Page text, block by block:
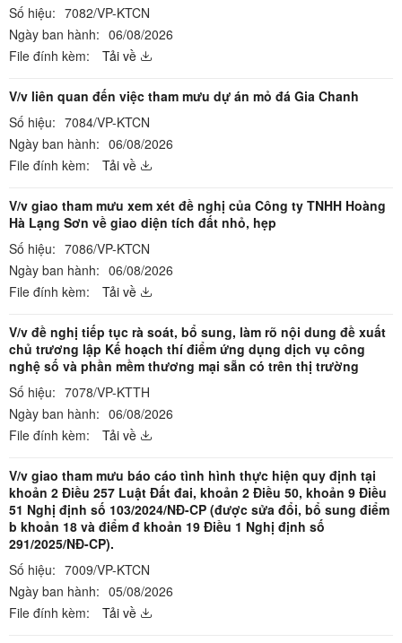
Số hiệu: 7082/VP-KTCN
Ngày ban hành: 06/08/2026
File đính kèm:
Tải về
V/v liên quan đến việc tham mưu dự án mỏ đá Gia Chanh
Số hiệu: 7084/VP-KTCN
Ngày ban hành: 06/08/2026
File đính kèm:
Tải về
V/v giao tham mưu xem xét đề nghị của Công ty TNHH Hoàng
Hà Lạng Sơn về giao diện tích đất nhỏ, hẹp
Số hiệu: 7086/VP-KTCN
Ngày ban hành: 06/08/2026
File đính kèm:
Tải về
V/v đề nghị tiếp tục rà soát, bổ sung, làm rõ nội dung đề xuất
chủ trương lập Kế hoạch thí điểm ứng dụng dịch vụ công
nghệ số và phần mềm thương mại sẵn có trên thị trường
Số hiệu: 7078/VP-KTTH
Ngày ban hành: 06/08/2026
File đính kèm:
Tải về
V/v giao tham mưu báo cáo tình hình thực hiện quy định tại
khoản 2 Điều 257 Luật Đất đai, khoản 2 Điều 50, khoản 9 Điều
51 Nghị định số 103/2024/NĐ-CP (được sửa đổi, bổ sung điểm
b khoản 18 và điểm đ khoản 19 Điều 1 Nghị định số
291/2025/NĐ-CP).
Số hiệu: 7009/VP-KTCN
Ngày ban hành: 05/08/2026
File đính kèm:
Tải về